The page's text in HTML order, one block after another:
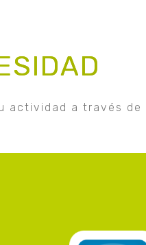
actividad a través de